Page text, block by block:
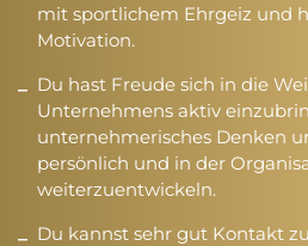
mit sportlichem Ehrgeiz und
Motivation.
Du hast Freude sich in die
Unternehmens aktiv
unternehmerisches Denken
persönlich und in der
weiterzuentwickeln.
Du kannst sehr gut Kontakt